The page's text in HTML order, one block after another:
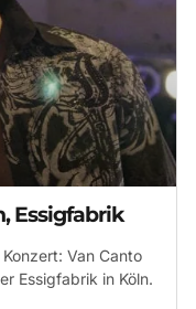
Essigfabrik
Van Canto
Essigfabrik in Köln.